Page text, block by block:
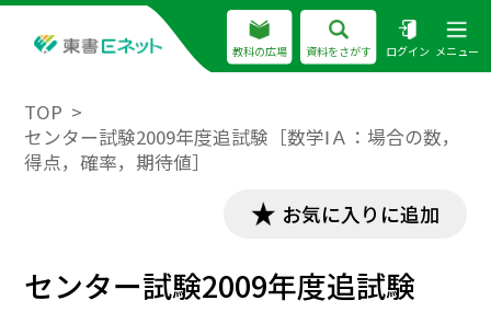
教科の広場 資料をさがす ログイン メニュー
TOP
センター試験2009年度追試験［数学ⅠＡ：場合の数，
得点，確率，期待値］
お気に入りに追加
センター試験2009年度追試験